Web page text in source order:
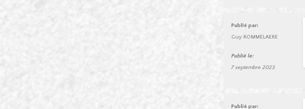
Publié par:
Guy ROMMELAERE
Publié le:
7 septembre 2023
Publié par: